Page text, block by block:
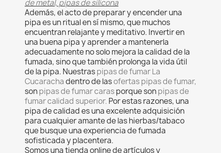
de metal, pipas de silicona
Además, el acto de preparar y encender una
pipa es un ritual en sí mismo, que muchos
encuentran relajante y meditativo. Invertir en
una buena pipa y aprender a mantenerla
adecuadamente no solo mejora la calidad de la
fumada, sino que también prolonga la vida útil
de la pipa. Nuestraspipas de fumar La
Cucarachadentro de lasofertas pipas de fumar,
sonpipas de fumar carasporque sonpipas de
fumar calidad superior. Por estas razones, una
pipa de calidad es una excelente adquisición
para cualquier amante de las hierbas/tabaco
que busque una experiencia de fumada
sofisticada y placentera.
Somos una tienda online de artículos y